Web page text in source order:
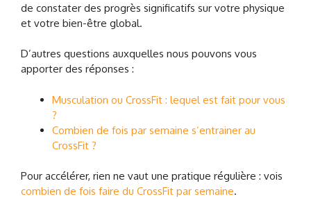
de constater des progrès significatifs sur votre physique
et votre bien-être global.
D’autres questions auxquelles nous pouvons vous
apporter des réponses :
Musculation ou CrossFit : lequel est fait pour vous
?
Combien de fois par semaine s’entrainer au
CrossFit ?
Pour accélérer, rien ne vaut une pratique régulière : vois
combien de fois faire du CrossFit par semaine.